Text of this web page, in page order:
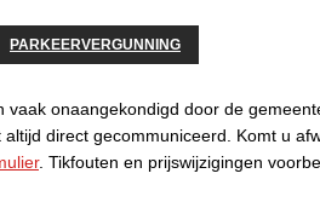
PARKEERVERGUNNING
vaak onaangekondigd door de
direct gecommuniceerd. Komt u
. Tikfouten en prijswijzigingen